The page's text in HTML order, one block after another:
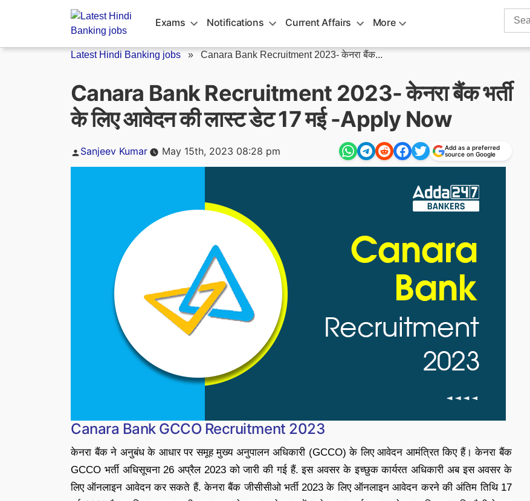
Exams Notifications Current Affairs More
Search
Latest Hindi Banking jobs » Canara Bank Recruitment 2023- केनरा बैंक...
Canara Bank Recruitment 2023- केनरा बैंक भर्ती
के लिए आवेदन की लास्ट डेट 17 मई -Apply Now
Posted
Sanjeev Kumar May 15th, 2023 08:28 pm
Add as a preferred
source on Google
Canara Bank GCCO Recruitment 2023
केनरा बैंक ने अनुबंध के आधार पर समूह मुख्य अनुपालन अधिकारी (GCCO) के लिए आवेदन आमंत्रित किए हैं। केनरा बैंक
GCCO भर्ती अधिसूचना 26 अप्रैल 2023 को जारी की गई हैं. इस अवसर के इच्छुक कार्यरत अधिकारी अब इस अवसर के
लिए ऑनलाइन आवेदन कर सकते हैं. केनरा बैंक जीसीसीओ भर्ती 2023 के लिए ऑनलाइन आवेदन करने की अंतिम तिथि 17